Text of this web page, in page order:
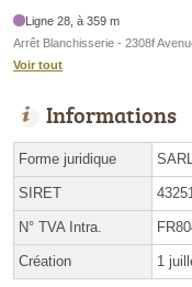
Ligne 28, à 359 m
Arrêt Blanchisserie - 2308f
Voir tout
Informations
Forme juridique SARL
SIRET
N° TVA Intra.
Création 1